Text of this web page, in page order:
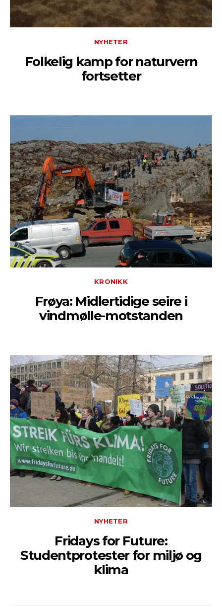
NYHETER
Folkelig kamp for naturvern
fortsetter
KRONIKK
Frøya: Midlertidige seire i
vindmølle-motstanden
NYHETER
Fridays for Future:
Studentprotester for miljø og
klima